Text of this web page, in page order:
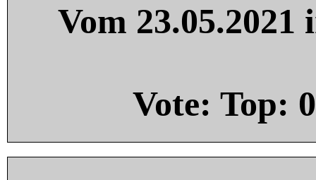
Vom
Vote: Top: 0